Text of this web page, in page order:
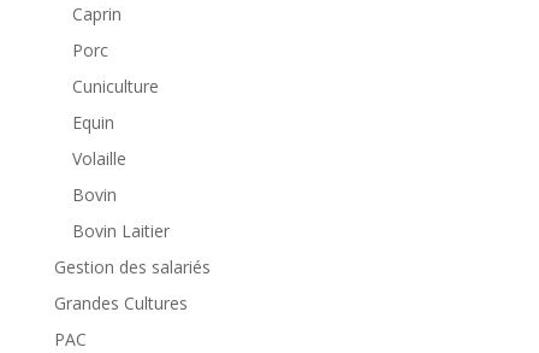
Caprin
Porc
Cuniculture
Equin
Volaille
Bovin
Bovin Laitier
Gestion des salariés
Grandes Cultures
PAC